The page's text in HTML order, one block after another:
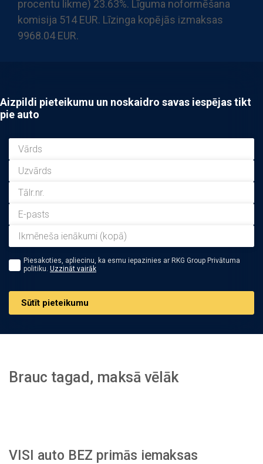
procentu likme) 23.63%. Līguma noformēšana
komisija 514 EUR. Līzinga kopējās izmaksas
9968.04 EUR.
Aizpildi pieteikumu un noskaidro savas iespējas tikt
pie auto
Piesakoties, apliecinu, ka esmu iepazinies ar RKG Group Privātuma
politiku. Uzzināt vairāk
Sūtīt pieteikumu
Brauc tagad, maksā vēlāk
VISI auto BEZ primās iemaksas